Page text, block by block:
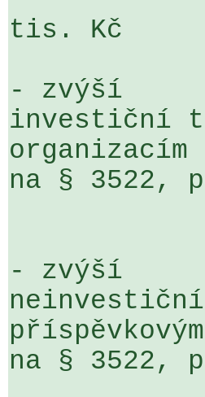
tis. Kč
- zvýší
investiční
organizacím
na § 3522,
- zvýší
na § 3522,